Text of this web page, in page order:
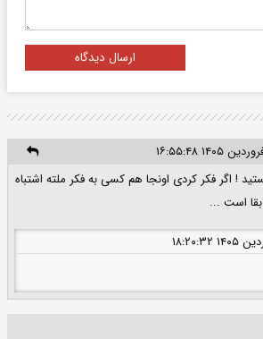
ارسال دیدگاه
! اگر فکر کردی اونجا هم کسی به فکر ملته اشتباه
بقا است ...